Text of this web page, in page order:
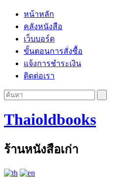
หน้าหลัก
คลังหนังสือ
เว็บบอร์ด
ขั้นตอนการสั่งซื้อ
แจ้งการชำระเงิน
ติดต่อเรา
Thaioldbooks
ร้านหนังสือเก่า